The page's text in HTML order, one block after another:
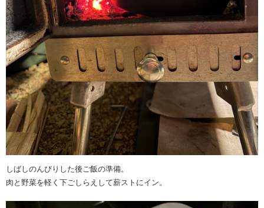
しばしのんびりした後ご飯の準備。
肉と野菜を軽く下ごしらえして薪ストにイン。